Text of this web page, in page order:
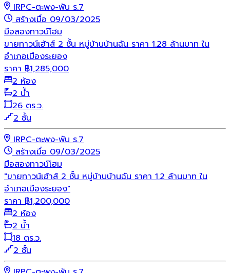
IRPC-ตะพง-พัน ร.7
สร้างเมื่อ 09/03/2025
มือสองทาวน์โฮม
ขายทาวน์เฮ้าส์ 2 ชั้น หมู่บ้านบ้านฉัน ราคา 1.28 ล้านบาท ใน
อำเภอเมืองระยอง
ราคา ฿1,285,000
2 ห้อง
2 น้ำ
26 ตร.ว.
2 ชั้น
IRPC-ตะพง-พัน ร.7
สร้างเมื่อ 09/03/2025
มือสองทาวน์โฮม
"ขายทาวน์เฮ้าส์ 2 ชั้น หมู่บ้านบ้านฉัน ราคา 1.2 ล้านบาท ใน
อำเภอเมืองระยอง"
ราคา ฿1,200,000
2 ห้อง
2 น้ำ
18 ตร.ว.
2 ชั้น